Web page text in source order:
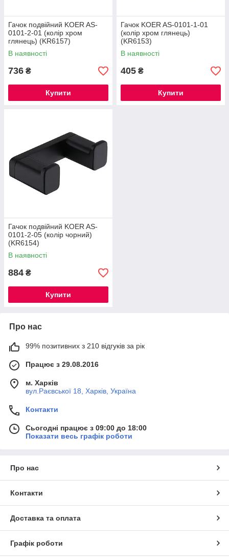
Гачок подвійний KOER AS-
0101-2-01 (колір хром
глянець) (KR6157)
В наявності
736 ₴
Купити
Гачок KOER AS-0101-1-01
(колір хром глянець)
(KR6153)
В наявності
405 ₴
Купити
Гачок подвійний KOER AS-
0101-2-05 (колір чорний)
(KR6154)
В наявності
884 ₴
Купити
Про нас
99% позитивних з 210 відгуків за рік
Працює з 29.08.2016
м. Харків
вул.Раєвської 18, Харків, Україна
Контакти
Сьогодні працює з 09:00 до 18:00
Показати весь графік роботи
Про нас
Контакти
Доставка та оплата
Графік роботи